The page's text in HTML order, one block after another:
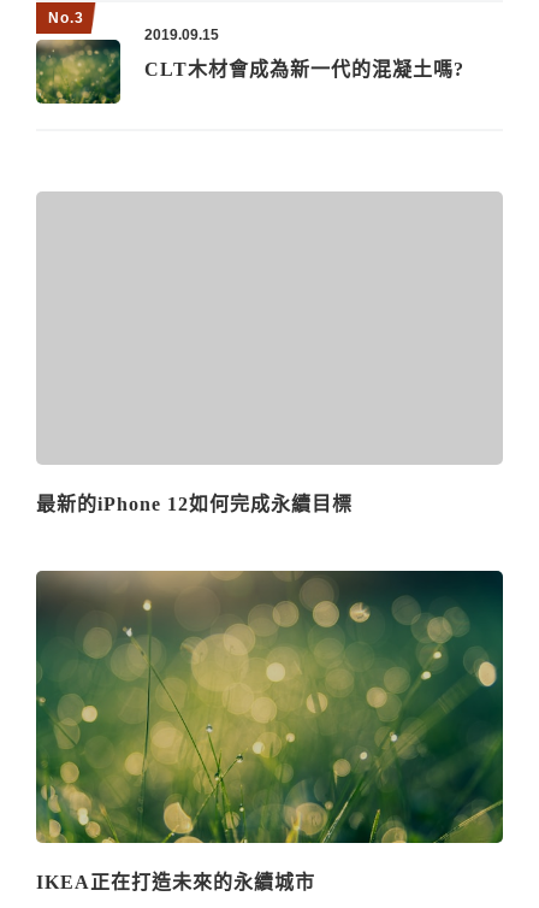
2019.09.15
CLT木材會成為新一代的混凝土嗎?
最新的iPhone 12如何完成永續目標
IKEA正在打造未來的永續城市